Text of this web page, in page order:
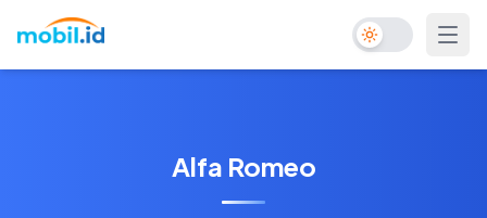
Toggle Dark
Alfa Romeo